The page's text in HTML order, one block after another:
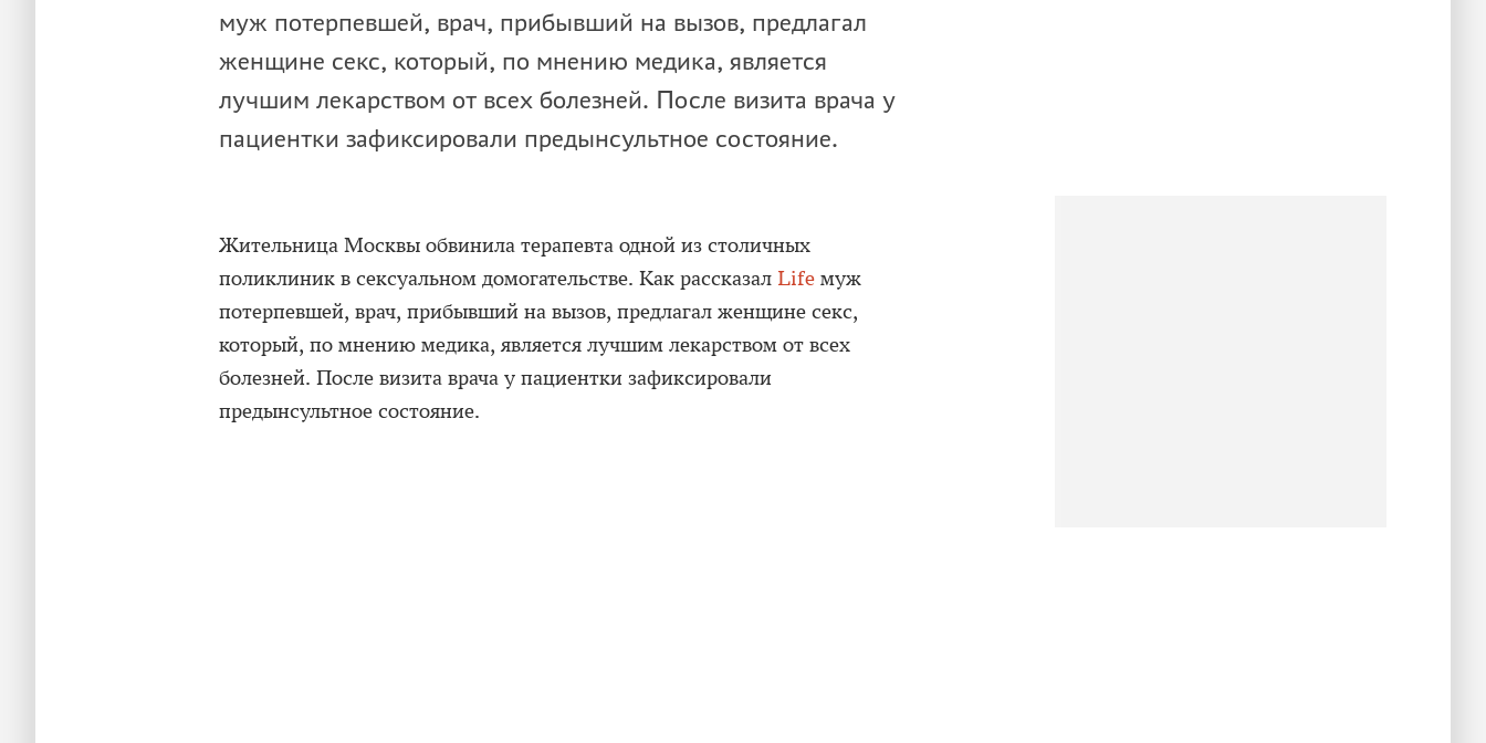
муж потерпевшей, врач, прибывший на вызов, предлагал
женщине секс, который, по мнению медика, является
лучшим лекарством от всех болезней. После визита врача у
пациентки зафиксировали предынсультное состояние.
Жительница Москвы обвинила терапевта одной из столичных
поликлиник в сексуальном домогательстве. Как рассказал Life муж
потерпевшей, врач, прибывший на вызов, предлагал женщине секс,
который, по мнению медика, является лучшим лекарством от всех
болезней. После визита врача у пациентки зафиксировали
предынсультное состояние.